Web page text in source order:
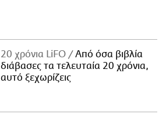
20 χρόνια LiFO
Από όσα βιβλία
διάβασες τα τελευταία 20 χρόνια,
αυτό ξεχωρίζεις